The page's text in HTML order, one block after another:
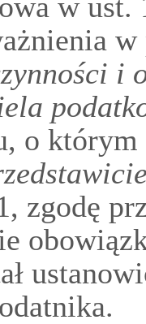
i
o
zgodę